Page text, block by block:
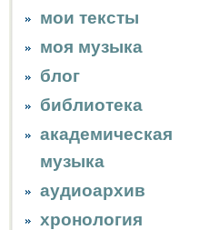
мои тексты
моя музыка
блог
библиотека
академическая
музыка
аудиоархив
хронология